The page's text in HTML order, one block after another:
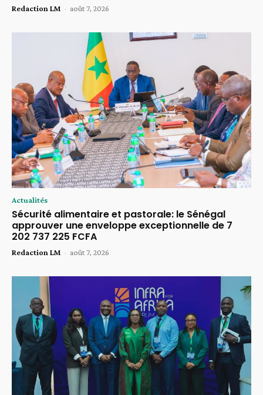
Redaction LM - août 7, 2026
Actualités
Sécurité alimentaire et pastorale: le Sénégal
approuver une enveloppe exceptionnelle de 7
202 737 225 FCFA
Redaction LM - août 7, 2026